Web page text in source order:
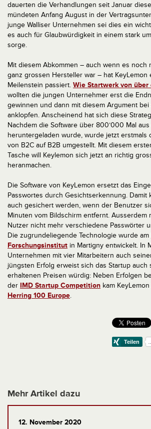
dauerten die Verhandlungen seit Januar
mündeten Anfang August in der
junge Walliser Unternehmen sei dies ein
es auch für Glaubwürdigkeit in einem stark
sorge.
Mit diesem Abkommen – auch wenn es noch
ganz grossen Hersteller war – hat KeyLemon
Meilenstein passiert. Wie Startwerk von
wollten die jungen Unternehmer erst die
gewinnen und dann mit diesem Argument
anklopfen. Anscheinend hat sich diese
Nachdem die Software über 800’000 Mal
heruntergeladen wurde, wurde jetzt erstmals
von B2C auf B2B umgestellt. Mit diesem
Tasche will Keylemon sich jetzt an richtig
heranmachen.
Die Software von KeyLemon ersetzt das
Passwortes durch Gesichtserkennung. Damit
auch gesichert werden, wenn der Benutzer
Minuten vom Bildschirm entfernt. Ausserdem
Nutzer nicht mehr verschiedene Passwörter
Die zugrundeliegende Technologie wurde am
Forschungsinstitut in Martigny entwickelt. In
Unternehmen mit vier Mitarbeitern auch
jüngsten Erfolg erweist sich das Startup auch
erhaltenen Preisen würdig: Neben Erfolgen
der IMD Startup Competition kam
Herring 100 Europe.
Mehr Artikel dazu
12. November 2020